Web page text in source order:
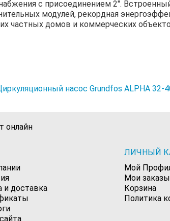
с присоединением 2".
модулей, рекордная
частных домов и коммерческих
насос Grundfos ALPHA 32-
онлайн
и доставка
ЛИЧНЫЙ
Мой
Мои заказы
Корзина
Политика